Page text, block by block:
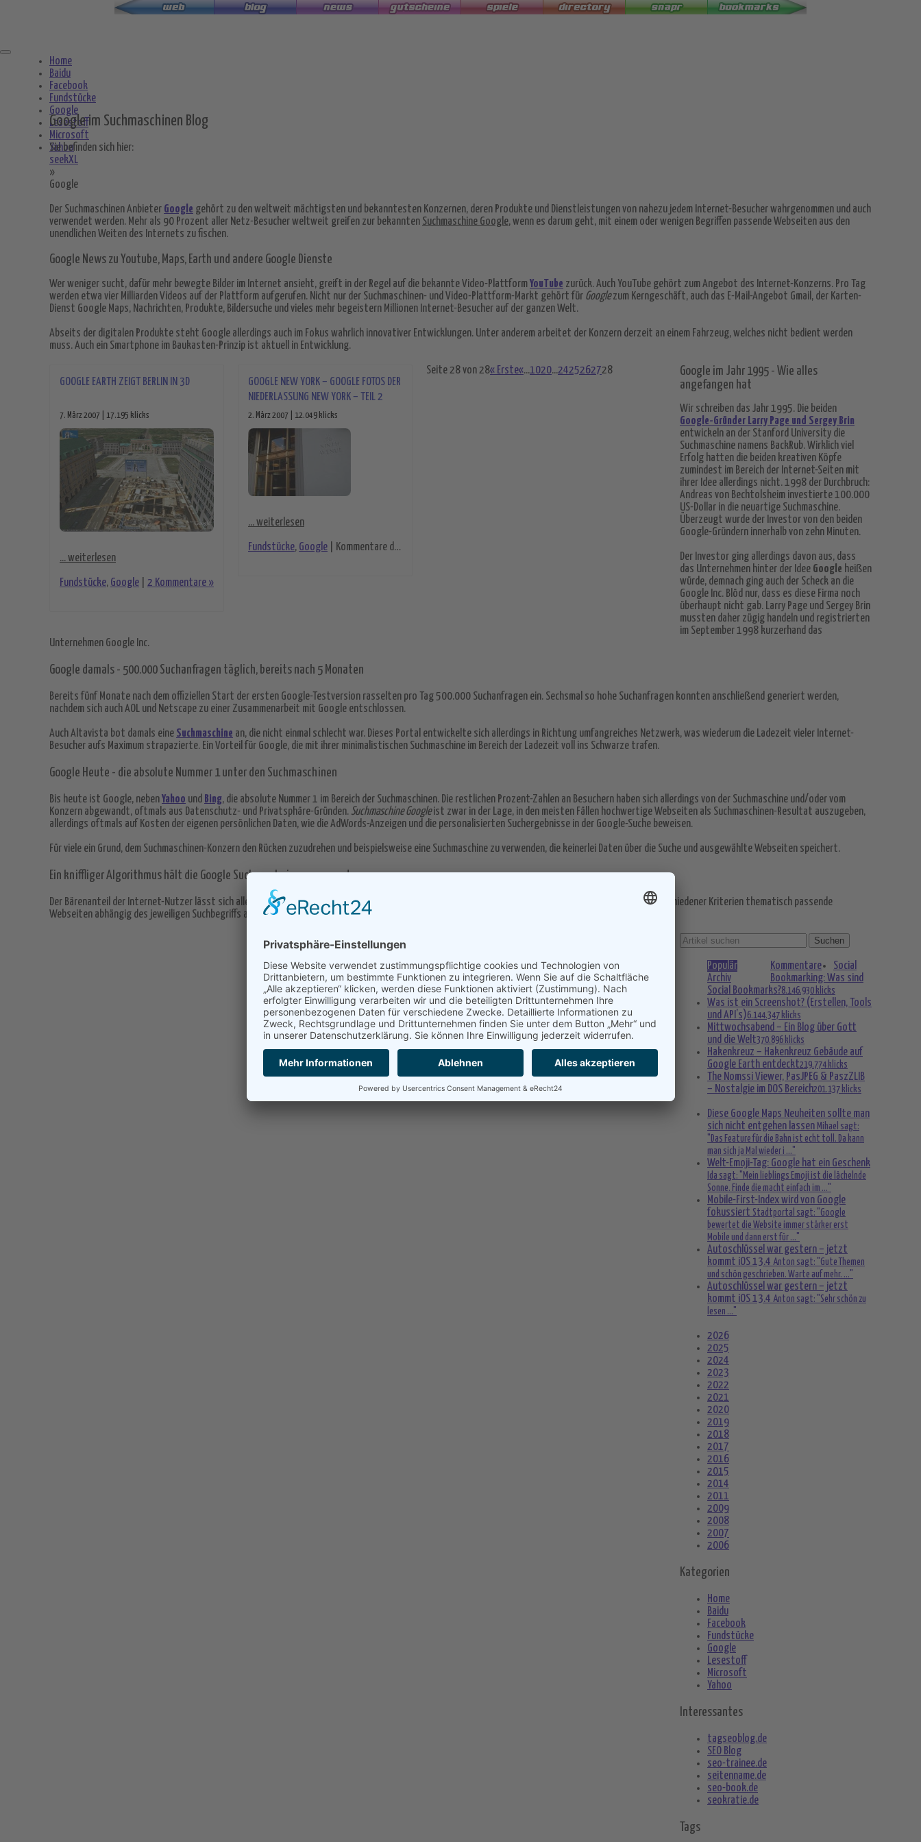
Home
Baidu
Facebook
Fundstücke
Google
Lesestoff
Microsoft
Yahoo
Google im Suchmaschinen Blog
Sie befinden sich hier:
seekXL
»
Google
Der Suchmaschinen Anbieter Google gehört zu den weltweit mächtigsten und bekanntesten Konzernen, deren Produkte und Dienstleistungen von nahezu jedem Internet-Besucher wahrgenommen und auch
verwendet werden. Mehr als 90 Prozent aller Netz-Besucher weltweit greifen zur bekannten Suchmaschine Google, wenn es darum geht, mit einem oder wenigen Begriffen passende Webseiten aus den
unendlichen Weiten des Internets zu fischen.
Google News zu Youtube, Maps, Earth und andere Google Dienste
Wer weniger sucht, dafür mehr bewegte Bilder im Internet ansieht, greift in der Regel auf die bekannte Video-PlattformYouTube zurück. Auch YouTube gehört zum Angebot des Internet-Konzerns. Pro Tag
werden etwa vier Milliarden Videos auf der Plattform aufgerufen. Nicht nur der Suchmaschinen- und Video-Plattform-Markt gehört für Googlezum Kerngeschäft, auch das E-Mail-Angebot Gmail, der Karten-
Dienst Google Maps, Nachrichten, Produkte, Bildersuche und vieles mehr begeistern Millionen Internet-Besucher auf der ganzen Welt.
Abseits der digitalen Produkte steht Google allerdings auch im Fokus wahrlich innovativer Entwicklungen. Unter anderem arbeitet der Konzern derzeit an einem Fahrzeug, welches nicht bedient werden
muss. Auch ein Smartphone im Baukasten-Prinzip ist aktuell in Entwicklung.
GOOGLE EARTH ZEIGT BERLIN IN 3D
7. März 2007 | 17.195 klicks
... weiterlesen
Fundstücke, Google 2 Kommentare »
GOOGLE NEW YORK – GOOGLE FOTOS DER
NIEDERLASSUNG NEW YORK – TEIL 2
2. März 2007 | 12.049 klicks
... weiterlesen
Fundstücke, Google Kommentare deaktiviert
Seite 28 von 28« Erste«...1020...2425262728
Google im Jahr 1995 - Wie alles
angefangen hat
Wir schreiben das Jahr 1995. Die beiden
Google-Gründer Larry Page und Sergey Brin
entwickeln an der Stanford University die
Suchmaschine namens BackRub. Wirklich viel
Erfolg hatten die beiden kreativen Köpfe
zumindest im Bereich der Internet-Seiten mit
ihrer Idee allerdings nicht. 1998 der Durchbruch:
Andreas von Bechtolsheim investierte 100.000
US-Dollar in die neuartige Suchmaschine.
Überzeugt wurde der Investor von den beiden
Google-Gründern innerhalb von zehn Minuten.
Der Investor ging allerdings davon aus, dass
das Unternehmen hinter der Idee Google heißen
würde, demnach ging auch der Scheck an die
Google Inc. Blöd nur, dass es diese Firma noch
überhaupt nicht gab. Larry Page und Sergey Brin
mussten daher zügig handeln und registrierten
im September 1998 kurzerhand das
Unternehmen Google Inc.
Google damals - 500.000 Suchanfragen täglich, bereits nach 5 Monaten
Bereits fünf Monate nach dem offiziellen Start der ersten Google-Testversion rasselten pro Tag 500.000 Suchanfragen ein. Sechsmal so hohe Suchanfragen konnten anschließend generiert werden,
nachdem sich auch AOL und Netscape zu einer Zusammenarbeit mit Google entschlossen.
Auch Altavista bot damals eine Suchmaschine an, die nicht einmal schlecht war. Dieses Portal entwickelte sich allerdings in Richtung umfangreiches Netzwerk, was wiederum die Ladezeit vieler Internet-
Besucher aufs Maximum strapazierte. Ein Vorteil für Google, die mit ihrer minimalistischen Suchmaschine im Bereich der Ladezeit voll ins Schwarze trafen.
Google Heute - die absolute Nummer 1 unter den Suchmaschinen
Bis heute ist Google, nebenYahoo und Bing, die absolute Nummer 1 im Bereich der Suchmaschinen. Die restlichen Prozent-Zahlen an Besuchern haben sich allerdings von der Suchmaschine und/oder vom
Konzern abgewandt, oftmals aus Datenschutz- und Privatsphäre-Gründen. Suchmaschine Googleist zwar in der Lage, in den meisten Fällen hochwertige Webseiten als Suchmaschinen-Resultat auszugeben,
allerdings oftmals auf Kosten der eigenen persönlichen Daten, wie die AdWords-Anzeigen und die personalisierten Suchergebnisse in der Google-Suche beweisen.
Für viele ein Grund, dem Suchmaschinen-Konzern den Rücken zuzudrehen und beispielsweise eine Suchmaschine zu verwenden, die keinerlei Daten über die Suche und ausgewählte Webseiten speichert.
Ein kniffliger Algorithmus hält die Google Suchergebnisse spannend
Der Bärenanteil der Internet-Nutzer lässt sich allerdings nicht abschrecken und ist dankbar für den kniffligen Algorithmus von Google, der mittels 200 verschiedener Kriterien thematisch passende
Webseiten abhängig des jeweiligen Suchbegriffs auswählt und für den Nutzer aufbereitet.
Populär
Kommentare
Archiv
Social
Bookmarking: Was sind
Social Bookmarks?8.146.930 klicks
Was ist ein Screenshot? (Erstellen, Tools
und API’s)6.144.347 klicks
Mittwochsabend – Ein Blog über Gott
und die Welt370.896 klicks
Hakenkreuz – Hakenkreuz Gebäude auf
Google Earth entdeckt219.774 klicks
The Nomssi Viewer, PasJPEG & PaszZLIB
– Nostalgie im DOS Bereich201.137 klicks
Diese Google Maps Neuheiten sollte man
sich nicht entgehen lassen Mihael sagt:
"Das Feature für die Bahn ist echt toll. Da kann
man sich ja Mal wieder i ..."
Welt-Emoji-Tag: Google hat ein Geschenk
Ida sagt: "Mein lieblings Emoji ist die lächelnde
Sonne. Finde die macht einfach im ..."
Mobile-First-Index wird von Google
fokussiert Stadtportal sagt: "Google
bewertet die Website immer stärker erst
Mobile und dann erst für ..."
Autoschlüssel war gestern – jetzt
kommt iOS 13.4 Anton sagt: "Gute Themen
und schön geschrieben. Warte auf mehr. ..."
Autoschlüssel war gestern – jetzt
kommt iOS 13.4 Anton sagt: "Sehr schön zu
lesen ..."
2026
2025
2024
2023
2022
2021
2020
2019
2018
2017
2016
2015
2014
2011
2009
2008
2007
2006
Kategorien
Home
Baidu
Facebook
Fundstücke
Google
Lesestoff
Microsoft
Yahoo
Interessantes
tagseoblog.de
SEO Blog
seo-trainee.de
seitenname.de
seo-book.de
seokratie.de
Tags